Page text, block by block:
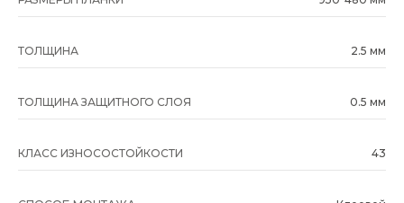
ТОЛЩИНА 2.5 мм
ТОЛЩИНА ЗАЩИТНОГО СЛОЯ 0.5 мм
КЛАСС ИЗНОСОСТОЙКОСТИ 43